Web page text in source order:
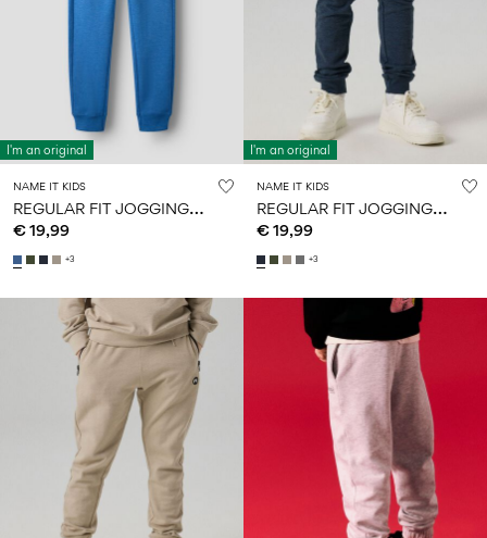
I'm an original
NAME IT KIDS
R
EGULAR FIT JOGGINGHOSE
€ 19,99
+3
I'm an original
NAME IT KIDS
R
EGULAR FIT JOGGINGHOSE
€ 19,99
+3